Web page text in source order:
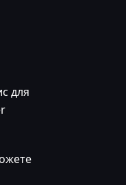
для